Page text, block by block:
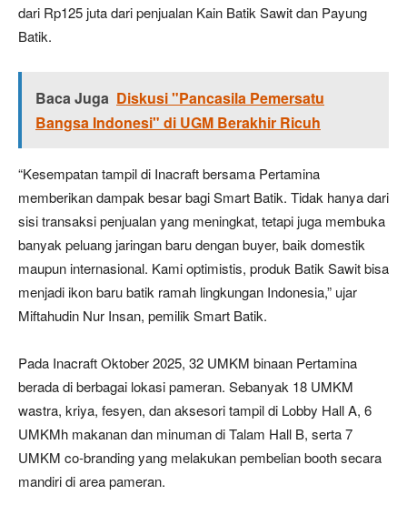
dari Rp125 juta dari penjualan Kain Batik Sawit dan Payung
Batik.
Baca Juga Diskusi "Pancasila Pemersatu
Bangsa Indonesi" di UGM Berakhir Ricuh
“Kesempatan tampil di Inacraft bersama Pertamina
memberikan dampak besar bagi Smart Batik. Tidak hanya dari
sisi transaksi penjualan yang meningkat, tetapi juga membuka
banyak peluang jaringan baru dengan buyer, baik domestik
maupun internasional. Kami optimistis, produk Batik Sawit bisa
menjadi ikon baru batik ramah lingkungan Indonesia,” ujar
Miftahudin Nur Insan, pemilik Smart Batik.
Pada Inacraft Oktober 2025, 32 UMKM binaan Pertamina
berada di berbagai lokasi pameran. Sebanyak 18 UMKM
wastra, kriya, fesyen, dan aksesori tampil di Lobby Hall A, 6
UMKMh makanan dan minuman di Talam Hall B, serta 7
UMKM co-branding yang melakukan pembelian booth secara
mandiri di area pameran.